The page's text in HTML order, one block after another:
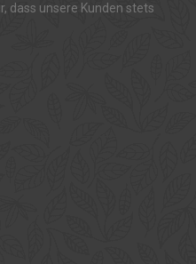
dass unsere Kunden stets